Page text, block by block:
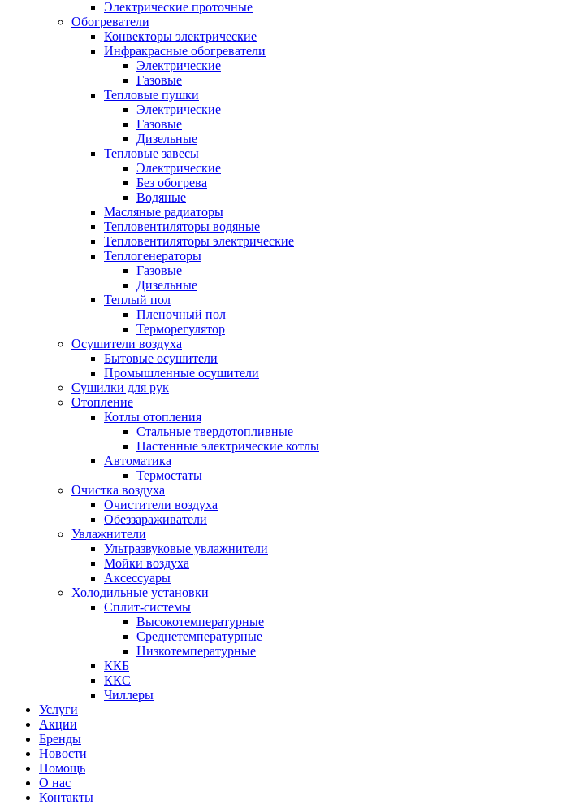
Электрические проточные
Обогреватели
Конвекторы электрические
Инфракрасные обогреватели
Электрические
Газовые
Тепловые пушки
Электрические
Газовые
Дизельные
Тепловые завесы
Электрические
Без обогрева
Водяные
Масляные радиаторы
Тепловентиляторы водяные
Тепловентиляторы электрические
Теплогенераторы
Газовые
Дизельные
Теплый пол
Пленочный пол
Терморегулятор
Осушители воздуха
Бытовые осушители
Промышленные осушители
Сушилки для рук
Отопление
Котлы отопления
Стальные твердотопливные
Настенные электрические котлы
Автоматика
Термостаты
Очистка воздуха
Очистители воздуха
Обеззараживатели
Увлажнители
Ультразвуковые увлажнители
Мойки воздуха
Аксессуары
Холодильные установки
Сплит-системы
Высокотемпературные
Среднетемпературные
Низкотемпературные
ККБ
ККС
Чиллеры
Услуги
Акции
Бренды
Новости
Помощь
О нас
Контакты